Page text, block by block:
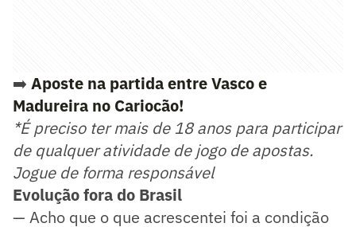
➡️ Aposte na partida entre Vasco e
Madureira no Cariocão!
*É preciso ter mais de 18 anos para participar
de qualquer atividade de jogo de apostas.
Jogue de forma responsável
Evolução fora do Brasil
— Acho que o que acrescentei foi a condição